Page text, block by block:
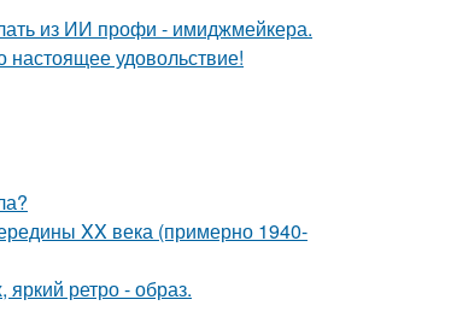
из ИИ профи - имиджмейкера.
удовольствие!
XX века (примерно 1940-
ретро - образ.